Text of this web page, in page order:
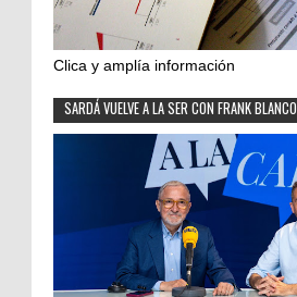
Clica y amplía información
SARDÁ VUELVE A LA SER CON FRANK BLANCO